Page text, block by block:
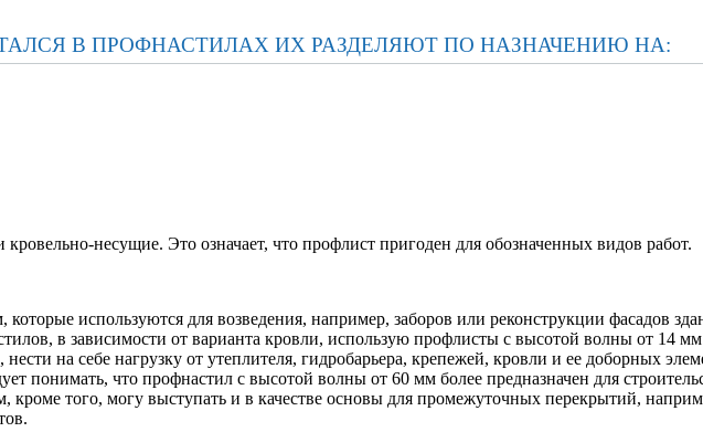
В ПРОФНАСТИЛАХ ИХ РАЗДЕЛЯЮТ ПО НАЗНАЧЕНИЮ НА:
несущие. Это означает, что профлист пригоден для обозначенных видов работ.
используются для возведения, например, заборов или реконструкции фасадов
в зависимости от варианта кровли, использую профлисты с высотой волны от 14
на себе нагрузку от утеплителя, гидробарьера, крепежей, кровли и ее доборных
понимать, что профнастил с высотой волны от 60 мм более предназначен для
того, могу выступать и в качестве основы для промежуточных перекрытий,